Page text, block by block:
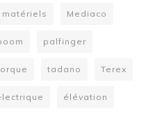
matériels Mediaco
palfinger
tadano Terex
élévation